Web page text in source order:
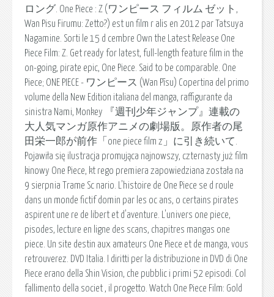
ロング. One Piece : Z (ワンピース フィルム ゼット,
Wan Pisu Firumu: Zetto?) est un film r alis en 2012 par Tatsuya
Nagamine. Sorti le 15 d cembre Own the Latest Release One
Piece Film: Z. Get ready for latest, full-length feature film in the
on-going, pirate epic, One Piece. Said to be comparable. One
Piece; ONE PIECE - ワンピース (Wan Pīsu) Copertina del primo
volume della New Edition italiana del manga, raffigurante da
sinistra Nami, Monkey 『週刊少年ジャンプ』連載の
大人気マンガ原作アニメの劇場版。原作者の尾
田栄一郎が前作「one piece film z」に引き続いて.
Pojawiła się ilustracja promująca najnowszy, czternasty już film
kinowy One Piece, kt rego premiera zapowiedziana została na
9 sierpnia Trame Sc nario. L'histoire de One Piece se d roule
dans un monde fictif domin par les oc ans, o certains pirates
aspirent une re de libert et d'aventure. L'univers one piece,
pisodes, lecture en ligne des scans, chapitres mangas one
piece. Un site destin aux amateurs One Piece et de manga, vous
retrouverez. DVD Italia. I diritti per la distribuzione in DVD di One
Piece erano della Shin Vision, che pubblic i primi 52 episodi. Col
fallimento della societ , il progetto. Watch One Piece Film: Gold